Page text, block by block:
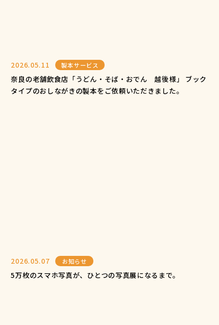
2026.05.11 製本サービス
奈良の老舗飲食店「うどん・そば・おでん 越後様」 ブック
タイプのおしながきの製本をご依頼いただきました。
2026.05.07 お知らせ
5万枚のスマホ写真が、ひとつの写真展になるまで。